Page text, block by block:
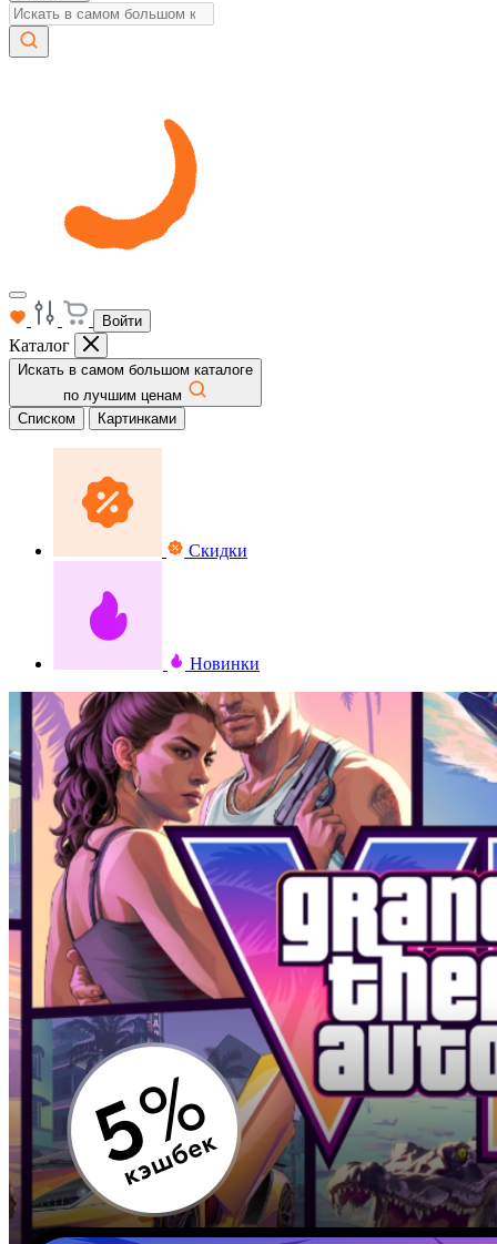
Войти
Каталог
Искать в самом большом каталоге
по лучшим ценам
Списком
Картинками
Скидки
Новинки